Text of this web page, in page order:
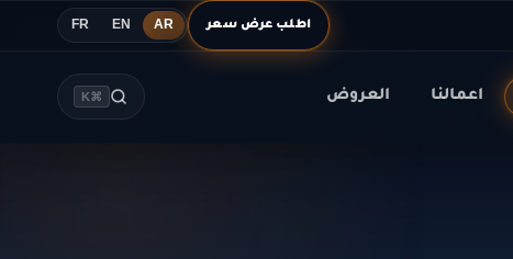
اطلب عرض سعر AR
EN
FR
اعمالنا العروض ⌘K